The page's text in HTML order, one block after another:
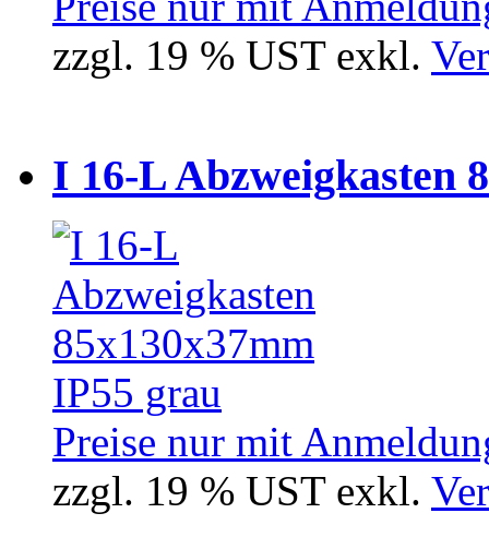
zzgl. 19 % UST exkl.
I 16-L Abzweigkasten
Preise nur mit
zzgl. 19 % UST exkl.